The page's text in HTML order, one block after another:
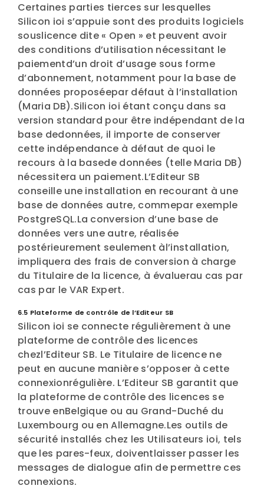
Certaines parties tierces sur lesquelles
Silicon ioi s’appuie sont des produits logiciels
souslicence dite « Open » et peuvent avoir
des conditions d’utilisation nécessitant le
paiementd’un droit d’usage sous forme
d’abonnement, notamment pour la base de
données proposéepar défaut à l’installation
(Maria DB).Silicon ioi étant conçu dans sa
version standard pour être indépendant de la
base dedonnées, il importe de conserver
cette indépendance à défaut de quoi le
recours à la basede données (telle Maria DB)
nécessitera un paiement.L’Editeur SB
conseille une installation en recourant à une
base de données autre, commepar exemple
PostgreSQL.La conversion d’une base de
données vers une autre, réalisée
postérieurement seulement àl’installation,
impliquera des frais de conversion à charge
du Titulaire de la licence, à évaluerau cas par
cas par le VAR Expert.
6.5 Plateforme de contrôle de l’Editeur SB
Silicon ioi se connecte régulièrement à une
plateforme de contrôle des licences
chezl’Editeur SB. Le Titulaire de licence ne
peut en aucune manière s’opposer à cette
connexionrégulière. L’Editeur SB garantit que
la plateforme de contrôle des licences se
trouve enBelgique ou au Grand-Duché du
Luxembourg ou en Allemagne.Les outils de
sécurité installés chez les Utilisateurs ioi, tels
que les pares-feux, doiventlaisser passer les
messages de dialogue afin de permettre ces
connexions.